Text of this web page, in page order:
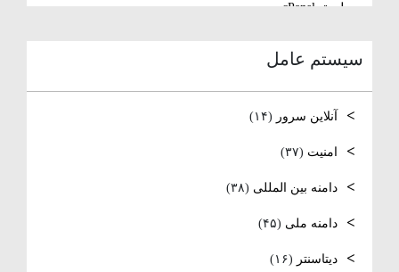
طریق cPanel
نصب و راه اندازی NTP
سیستم عامل
آنلاین سرور (۱۴)
امنیت(۳۷)
دامنه بین المللی(۳۸)
دامنه ملی(۴۵)
دیتاسنتر(۱۶)